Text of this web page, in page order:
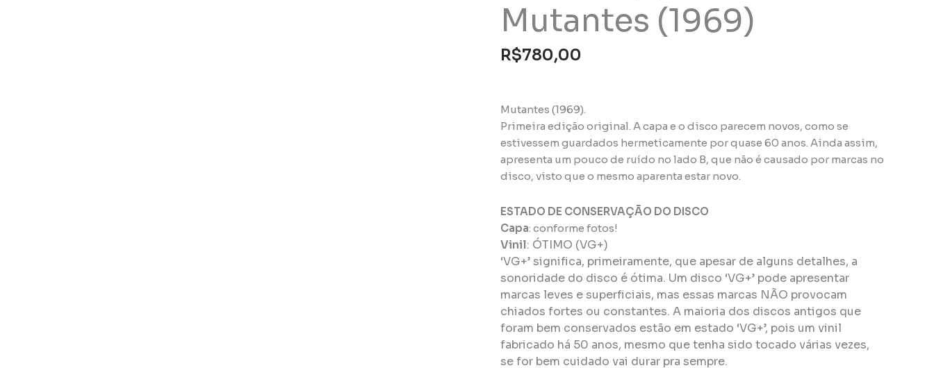
Mutantes (1969)
R$780,00
Mutantes (1969).
Primeira edição original. A capa e o disco parecem novos, como se
estivessem guardados hermeticamente por quase 60 anos. Ainda assim,
apresenta um pouco de ruído no lado B, que não é causado por marcas no
disco, visto que o mesmo aparenta estar novo.
ESTADO DE CONSERVAÇÃO DO DISCO
Capa: conforme fotos!
Vinil: ÓTIMO (VG+)
‘VG+’ significa, primeiramente, que apesar de alguns detalhes, a
sonoridade do disco é ótima. Um disco ‘VG+’ pode apresentar
marcas leves e superficiais, mas essas marcas NÃO provocam
chiados fortes ou constantes. A maioria dos discos antigos que
foram bem conservados estão em estado ‘VG+’, pois um vinil
fabricado há 50 anos, mesmo que tenha sido tocado várias vezes,
se for bem cuidado vai durar pra sempre.